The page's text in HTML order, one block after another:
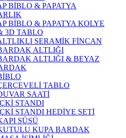
BİBLO & PAPATYA
BİBLO & PAPATYA KOLYE
3D TABLO
SERAMİK FİNCAN
ALTLIĞI
ALTLIĞI & BEYAZ
TABLO
SAATİ
STANDI
STANDI HEDİYE SETİ
SÜSÜ
KUPA BARDAK